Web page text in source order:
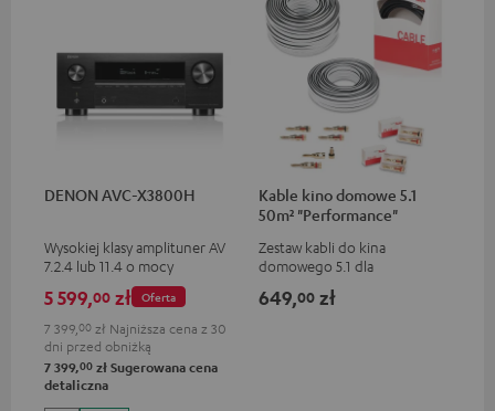
DENON AVC-X3800H
Wysokiej klasy amplituner AV
7.2.4 lub 11.4 o mocy
wyjściowej 180 W na każdy
kanał
Oferta
5 599,00 zł
7 399, 00 zł Najniższa cena z 30
dni przed obniżką
7 399,00 zł Sugerowana cena
detaliczna
Kable kino domowe 5.1
50m² "Performance"
Zestaw kabli do kina
domowego 5.1 dla
649,00 zł